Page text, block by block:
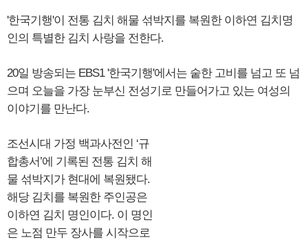
'한국기행'이 전통 김치 해물 섞박지를 복원한 이하연 김치명
인의 특별한 김치 사랑을 전한다.
20일 방송되는 EBS1 '한국기행'에서는 숱한 고비를 넘고 또 넘
으며 오늘을 가장 눈부신 전성기로 만들어가고 있는 여성의
이야기를 만난다.
조선시대 가정 백과사전인 ‘규
합총서’에 기록된 전통 김치 해
물 섞박지가 현대에 복원됐다.
해당 김치를 복원한 주인공은
이하연 김치 명인이다. 이 명인
은 노점 만두 장사를 시작으로